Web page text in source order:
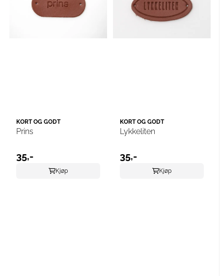
KORT OG GODT
Prins
35,-
Kjøp
KORT OG GODT
Lykkeliten
35,-
Kjøp